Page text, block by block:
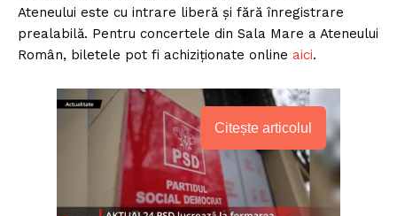
Ateneului este cu intrare liberă și fără înregistrare
prealabilă. Pentru concertele din Sala Mare a Ateneului
Român, biletele pot fi achiziționate online aici.
Citește articolul